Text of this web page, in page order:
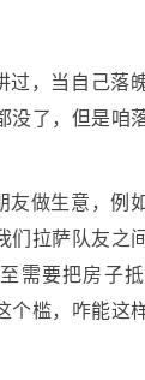
过，当自己落
没了，但是咱
友做生意，例
们拉萨队友之
需要把房子
个槛，咋能这